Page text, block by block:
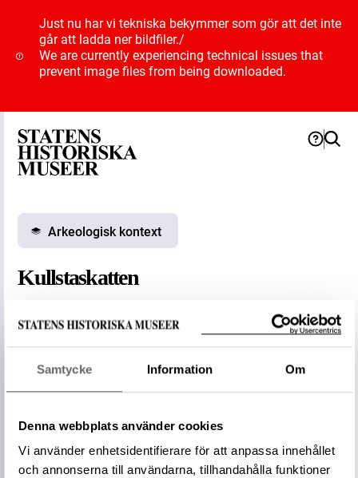
Samtycke Information Om
Denna webbplats använder cookies
Vi använder enhetsidentifierare för att anpassa innehållet
och annonserna till användarna, tillhandahålla funktioner
Just nu har vi tekniska bekymmer som gör att det inte
går att ladda ner bildfiler./
We are currently experiencing technical issues that
prevent image files from being downloaded.
Arkeologisk kontext
Kullstaskatten
Allmän beskrivning: Skatten påträffades vid plöjning.
kontext
Skattfynd
Plats
Plats:Kullsta
Fornlämning: L2017:6550
Kommun:Norrtälje kommun